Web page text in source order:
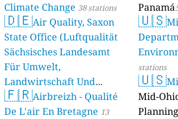
Climate Change 38 stations
🇩🇪Air Quality, Saxon
State Office (Luftqualität
Sächsisches Landesamt
Für Umwelt,
Landwirtschaft Und
Geologie) 50 stations
🇫🇷Airbreizh - Qualité
De L'air En Bretagne 13
Panamá
🇺🇸
stations
🇺🇸
Mid-